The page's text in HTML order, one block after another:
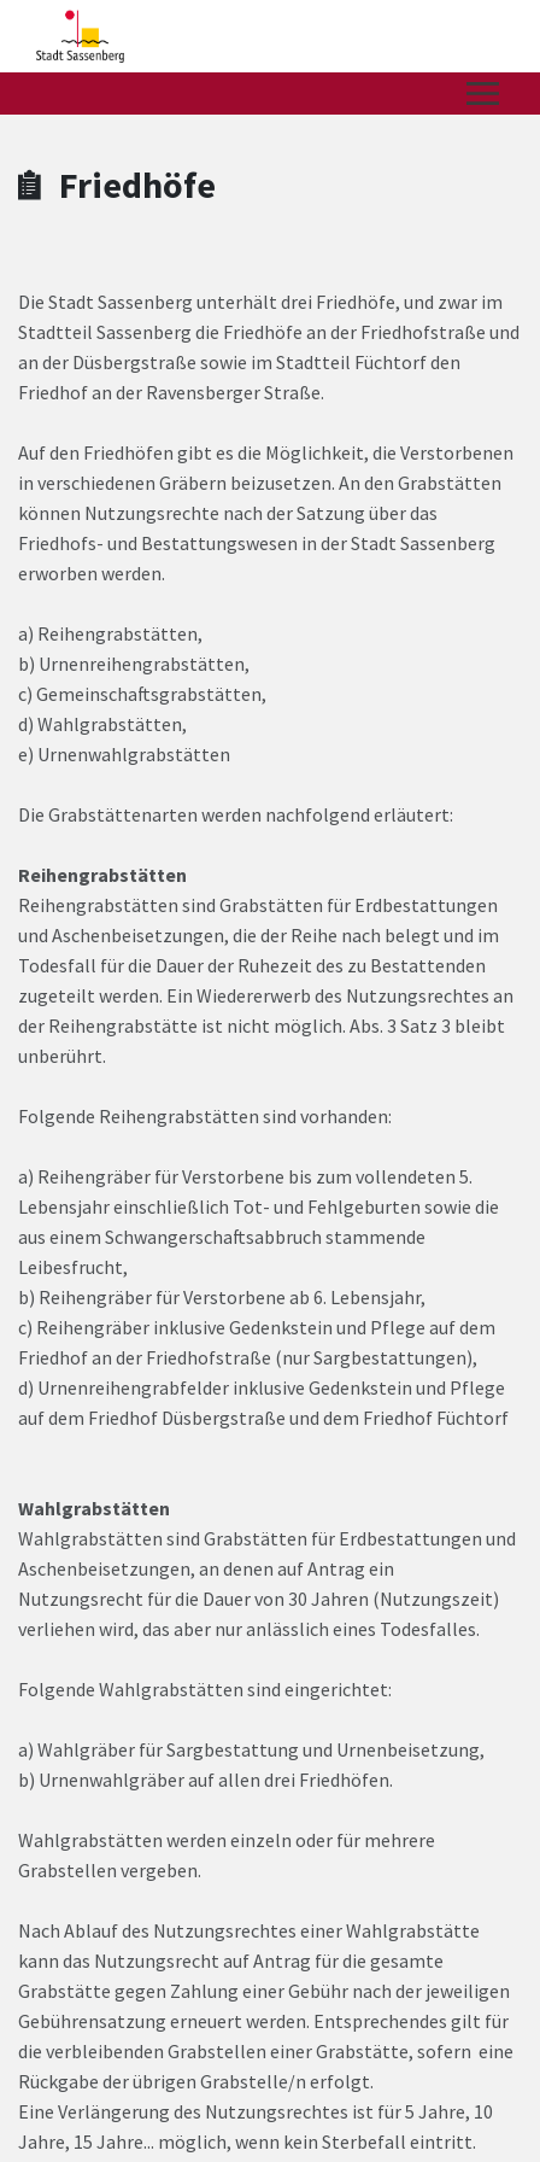
Zum Header
Zum Hauptinhalt
Zum Footer
Zum Hauptinhalt springen
Friedhöfe
Die Stadt Sassenberg unterhält drei Friedhöfe, und zwar im
Stadtteil Sassenberg die Friedhöfe an der Friedhofstraße und
an der Düsbergstraße sowie im Stadtteil Füchtorf den
Friedhof an der Ravensberger Straße.
Auf den Friedhöfen gibt es die Möglichkeit, die Verstorbenen
in verschiedenen Gräbern beizusetzen. An den Grabstätten
können Nutzungsrechte nach der Satzung über das
Friedhofs- und Bestattungswesen in der Stadt Sassenberg
erworben werden.
a) Reihengrabstätten,
b) Urnenreihengrabstätten,
c) Gemeinschaftsgrabstätten,
d) Wahlgrabstätten,
e) Urnenwahlgrabstätten
Die Grabstättenarten werden nachfolgend erläutert:
Reihengrabstätten
Reihengrabstätten sind Grabstätten für Erdbestattungen
und Aschenbeisetzungen, die der Reihe nach belegt und im
Todesfall für die Dauer der Ruhezeit des zu Bestattenden
zugeteilt werden. Ein Wiedererwerb des Nutzungsrechtes an
der Reihengrabstätte ist nicht möglich. Abs. 3 Satz 3 bleibt
unberührt.
Folgende Reihengrabstätten sind vorhanden:
a) Reihengräber für Verstorbene bis zum vollendeten 5.
Lebensjahr einschließlich Tot- und Fehlgeburten sowie die
aus einem Schwangerschaftsabbruch stammende
Leibesfrucht,
b) Reihengräber für Verstorbene ab 6. Lebensjahr,
c) Reihengräber inklusive Gedenkstein und Pflege auf dem
Friedhof an der Friedhofstraße (nur Sargbestattungen),
d) Urnenreihengrabfelder inklusive Gedenkstein und Pflege
auf dem Friedhof Düsbergstraße und dem Friedhof Füchtorf
Wahlgrabstätten
Wahlgrabstätten sind Grabstätten für Erdbestattungen und
Aschenbeisetzungen, an denen auf Antrag ein
Nutzungsrecht für die Dauer von 30 Jahren (Nutzungszeit)
verliehen wird, das aber nur anlässlich eines Todesfalles.
Folgende Wahlgrabstätten sind eingerichtet:
a) Wahlgräber für Sargbestattung und Urnenbeisetzung,
b) Urnenwahlgräber auf allen drei Friedhöfen.
Wahlgrabstätten werden einzeln oder für mehrere
Grabstellen vergeben.
Nach Ablauf des Nutzungsrechtes einer Wahlgrabstätte
kann das Nutzungsrecht auf Antrag für die gesamte
Grabstätte gegen Zahlung einer Gebühr nach der jeweiligen
Gebührensatzung erneuert werden. Entsprechendes gilt für
die verbleibenden Grabstellen einer Grabstätte, sofern eine
Rückgabe der übrigen Grabstelle/n erfolgt.
Eine Verlängerung des Nutzungsrechtes ist für 5 Jahre, 10
Jahre, 15 Jahre... möglich, wenn kein Sterbefall eintritt.